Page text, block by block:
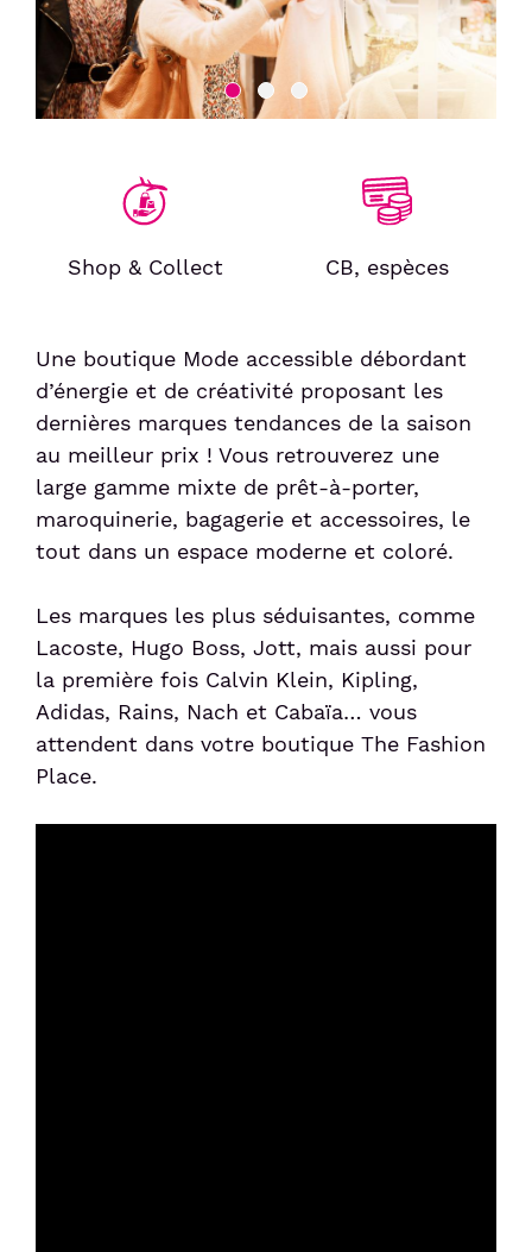
Week-end friendly
Compagnies & Charters
Compagnies aériennes
Vols Charters
Liaisons Bus
Service Voiturier
Location de voitures
Animations culturelles
Détente et divertissement
Station de recharge électrique
Shop & Collect
Passer le contrôle sûreté
Passer le contrôles aux frontières
Duty-free
Détaxe
Passagers
Voyager en Famille
Voyageur avec un animal
Enfant non-accompagné
Politique sociale
Politique sociétale
Confiance clients
Shop & Collect CB, espèces
Une boutique Mode accessible débordant
d’énergie et de créativité proposant les
dernières marques tendances de la saison
au meilleur prix ! Vous retrouverez une
large gamme mixte de prêt-à-porter,
maroquinerie, bagagerie et accessoires, le
tout dans un espace moderne et coloré.
Les marques les plus séduisantes, comme
Lacoste, Hugo Boss, Jott, mais aussi pour
la première fois Calvin Klein, Kipling,
Adidas, Rains, Nach et Cabaïa… vous
attendent dans votre boutique The Fashion
Place.